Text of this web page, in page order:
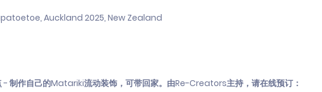
Auckland 2025, New Zealand
- 制作自己的Matariki流动装饰，可带回家。由Re-Creators主持，请在线预订：